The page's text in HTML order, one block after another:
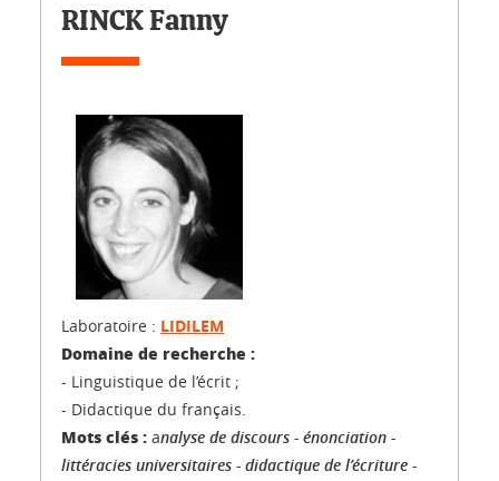
RINCK Fanny
Laboratoire : LIDILEM
Domaine de recherche :
- Linguistique de l’écrit ;
- Didactique du français.
Mots clés : analyse de discours - énonciation -
littéracies universitaires - didactique de l’écriture -